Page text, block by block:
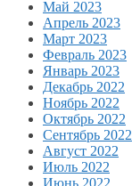
Май 2023
Апрель 2023
Март 2023
Февраль 2023
Январь 2023
Декабрь 2022
Ноябрь 2022
Октябрь 2022
Сентябрь 2022
Август 2022
Июль 2022
Июнь 2022